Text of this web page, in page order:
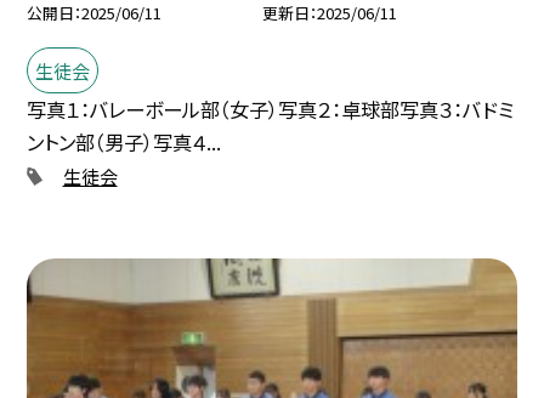
公開日 2025/06/11 更新日 2025/06/11
生徒会
写真１：バレーボール部（女子）写真２：卓球部写真３：バドミ
ントン部（男子）写真４...
生徒会